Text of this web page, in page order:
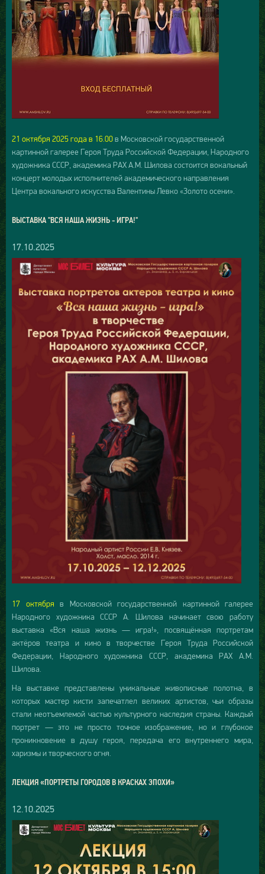
21 октября 2025 года в 16.00в Московской государственной
картинной галерее Героя Труда Российской Федерации, Народного
художника СССР, академика РАХ А.М. Шилова состоится вокальный
концерт молодых исполнителей академического направления
Центра вокального искусства Валентины Левко «Золото осени».
ВЫСТАВКА "ВСЯ НАША ЖИЗНЬ - ИГРА!"
17.10.2025
17 октября в Московской государственной картинной галерее
Народного художника СССР А. Шилова начинает свою работу
выставка «Вся наша жизнь — игра!», посвящённая портретам
актёров театра и кино в творчестве Героя Труда Российской
Федерации, Народного художника СССР, академика РАХ А.М.
Шилова.
На выставке представлены уникальные живописные полотна, в
которых мастер кисти запечатлел великих артистов, чьи образы
стали неотъемлемой частью культурного наследия страны. Каждый
портрет — это не просто точное изображение, но и глубокое
проникновение в душу героя, передача его внутреннего мира,
харизмы и творческого огня.
ЛЕКЦИЯ «ПОРТРЕТЫ ГОРОДОВ В КРАСКАХ ЭПОХИ»
12.10.2025